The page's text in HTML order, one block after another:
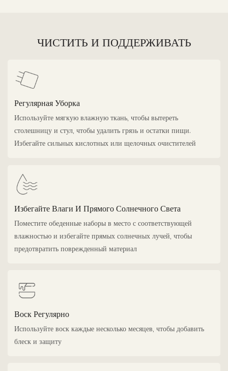
ЧИСТИТЬ И ПОДДЕРЖИВАТЬ
Регулярная Уборка
Используйте мягкую влажную ткань, чтобы вытереть
столешницу и стул, чтобы удалить грязь и остатки пищи.
Избегайте сильных кислотных или щелочных очистителей
Избегайте Влаги И Прямого Солнечного Света
Поместите обеденные наборы в место с соответствующей
влажностью и избегайте прямых солнечных лучей, чтобы
предотвратить поврежденный материал
Воск Регулярно
Используйте воск каждые несколько месяцев, чтобы добавить
блеск и защиту